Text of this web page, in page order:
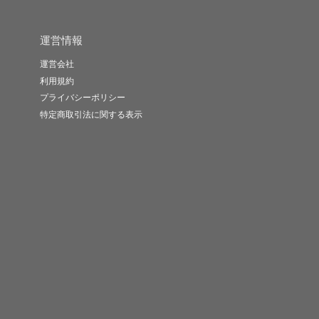
運営情報
運営会社
利用規約
プライバシーポリシー
特定商取引法に関する表示